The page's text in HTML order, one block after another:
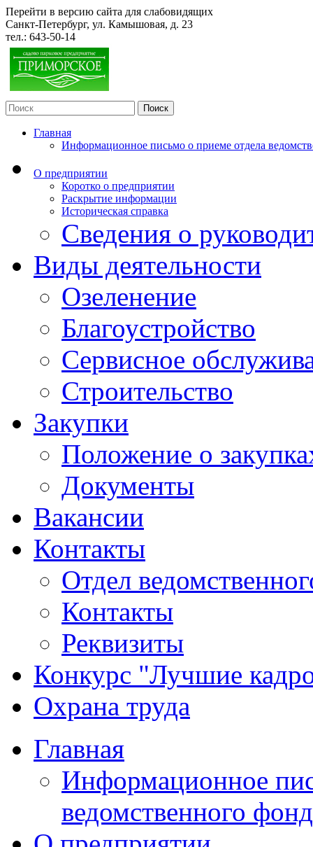
Перейти в версию сайта для слабовидящих
Санкт-Петербург, ул. Камышовая, д. 23
тел.: 643-50-14
Главная
Информационное письмо о приеме отдела
О предприятии
Коротко о предприятии
Раскрытие информации
Историческая справка
Сведения о
Виды деятельности
Озеленение
Благоустройство
Сервисное
Строительство
Закупки
Положение о
Документы
Вакансии
Контакты
Отдел
Контакты
Реквизиты
Конкурс "Лучшие
Охрана труда
Главная
Информационное
ведомственного